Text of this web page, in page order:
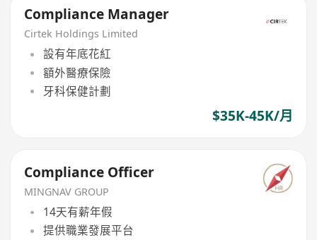
Compliance Manager
Cirtek Holdings Limited
設有年底花紅
額外醫療保險
牙科保健計劃
$35K-45K/月
Compliance Officer
MINGNAV GROUP
14天有薪年假
提供職業發展平台